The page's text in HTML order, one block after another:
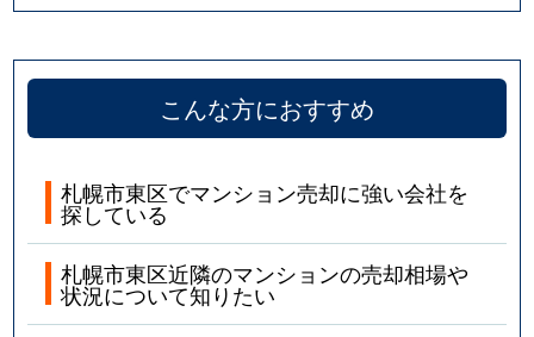
こんな方におすすめ
札幌市東区でマンション売却に強い会社を
探している
札幌市東区近隣のマンションの売却相場や
状況について知りたい